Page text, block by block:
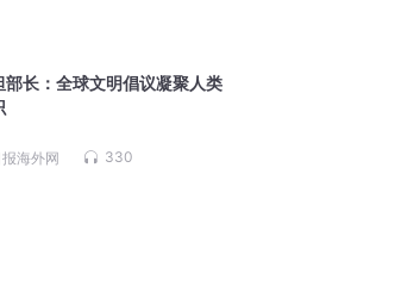
部长：全球文明倡议凝聚人类
海外网 330